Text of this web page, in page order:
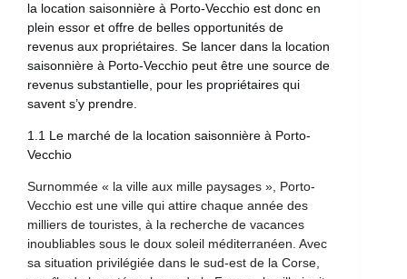
la location saisonnière à Porto-Vecchio est donc en
plein essor et offre de belles opportunités de
revenus aux propriétaires. Se lancer dans la location
saisonnière à Porto-Vecchio peut être une source de
revenus substantielle, pour les propriétaires qui
savent s’y prendre.
1.1 Le marché de la location saisonnière à Porto-
Vecchio
Surnommée « la ville aux mille paysages », Porto-
Vecchio est une ville qui attire chaque année des
milliers de touristes, à la recherche de vacances
inoubliables sous le doux soleil méditerranéen. Avec
sa situation privilégiée dans le sud-est de la Corse,